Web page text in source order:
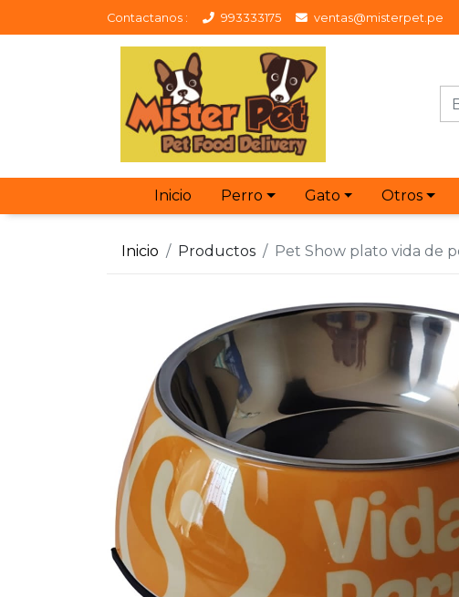
Contactanos : 993333175 ventas@misterpet.pe
Inicio Perro Gato Otros
Inicio Productos Pet Show plato vida de